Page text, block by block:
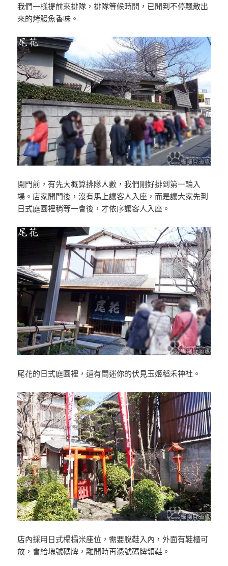
我們一樣提前來排隊，排隊等候時間，已聞到不停飄散出
來的烤鰻魚香味。
開門前，有先大概算排隊人數，我們剛好排到第一輪入
場。店家開門後，沒有馬上讓客人入座，而是讓大家先到
日式庭園裡稍等一會後，才依序讓客人入座。
尾花的日式庭園裡，還有間迷你的伏見玉姬稻禾神社。
店內採用日式榻榻米座位，需要脫鞋入內，外面有鞋櫃可
放，會給塊號碼牌，離開時再憑號碼牌領鞋。